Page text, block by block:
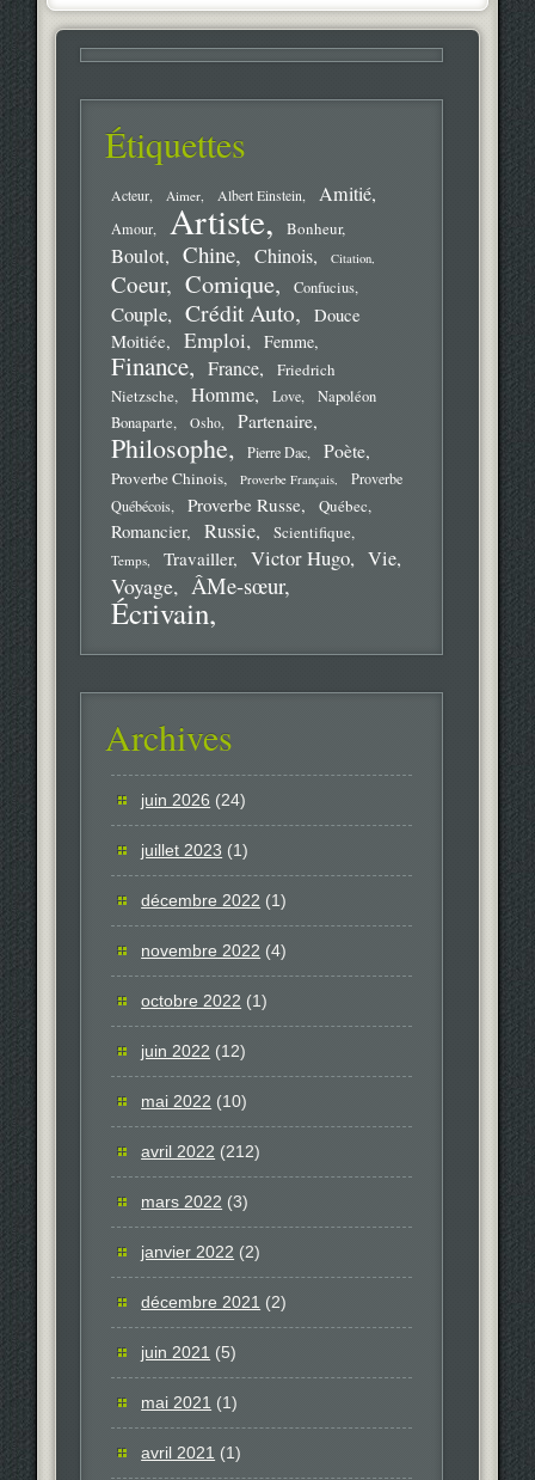
Étiquettes
Acteur Aimer Albert Einstein Amitié
Amour Artiste Bonheur
Boulot Chine Chinois Citation
Coeur Comique Confucius
Couple Crédit Auto
Douce
Moitiée
Emploi Femme
Finance France
Friedrich
Nietzsche
Homme Love
Napoléon
Bonaparte
Osho Partenaire
Philosophe Pierre Dac Poète
Proverbe Chinois Proverbe Français
Proverbe
Québécois
Proverbe Russe Québec
Romancier Russie Scientifique
Temps Travailler Victor Hugo Vie
Voyage ÂMe-sœur
Écrivain
Archives
juin 2026 (24)
juillet 2023 (1)
décembre 2022 (1)
novembre 2022 (4)
octobre 2022 (1)
juin 2022 (12)
mai 2022 (10)
avril 2022 (212)
mars 2022 (3)
janvier 2022 (2)
décembre 2021 (2)
juin 2021 (5)
mai 2021 (1)
avril 2021 (1)